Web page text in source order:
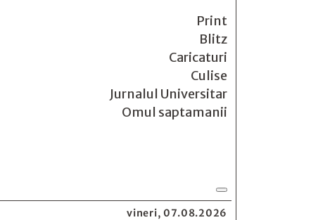
Print
Blitz
Caricaturi
Culise
Jurnalul Universitar
Omul saptamanii
vineri, 07.08.2026